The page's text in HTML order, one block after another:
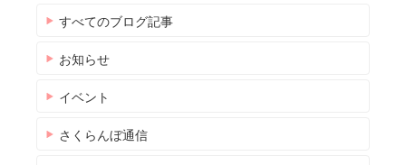
すべてのブログ記事
お知らせ
イベント
さくらんぼ通信